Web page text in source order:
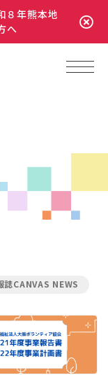
８年熊本地
へ
誌CANVAS NEWS